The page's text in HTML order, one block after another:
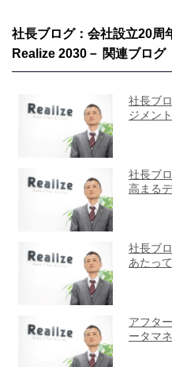
社長ブログ：会社設立20周
Realize 2030－ 関連ブログ